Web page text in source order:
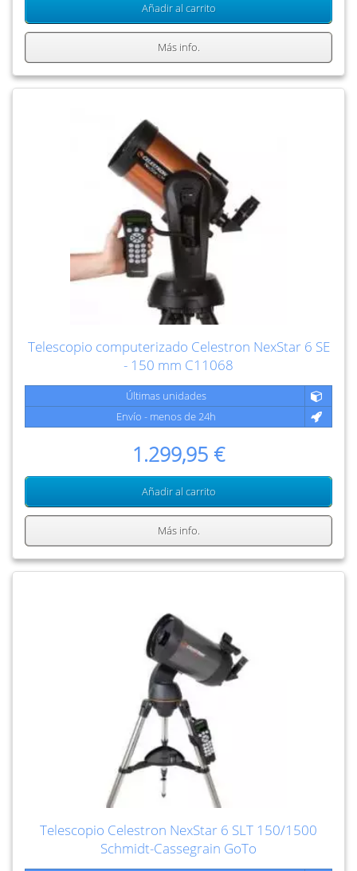
Añadir al carrito
Más info.
Telescopio computerizado Celestron NexStar 6 SE
- 150 mm C11068
Últimas unidades
Envío - menos de 24h
1.299,95 €
Añadir al carrito
Más info.
Telescopio Celestron NexStar 6 SLT 150/1500
Schmidt-Cassegrain GoTo